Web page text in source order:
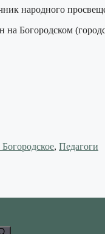
народного
Богородском
, Педагоги